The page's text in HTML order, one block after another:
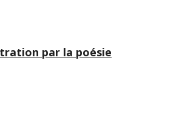
par la poésie